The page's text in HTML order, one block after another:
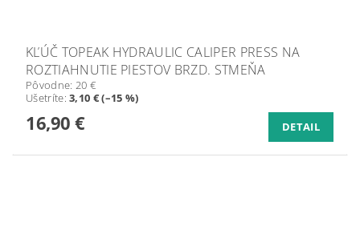
KĽÚČ TOPEAK HYDRAULIC CALIPER PRESS NA
ROZTIAHNUTIE PIESTOV BRZD. STMEŇA
Pôvodne: 20 €
Ušetríte:3,10 € (–15 %)
16,90 € DETAIL